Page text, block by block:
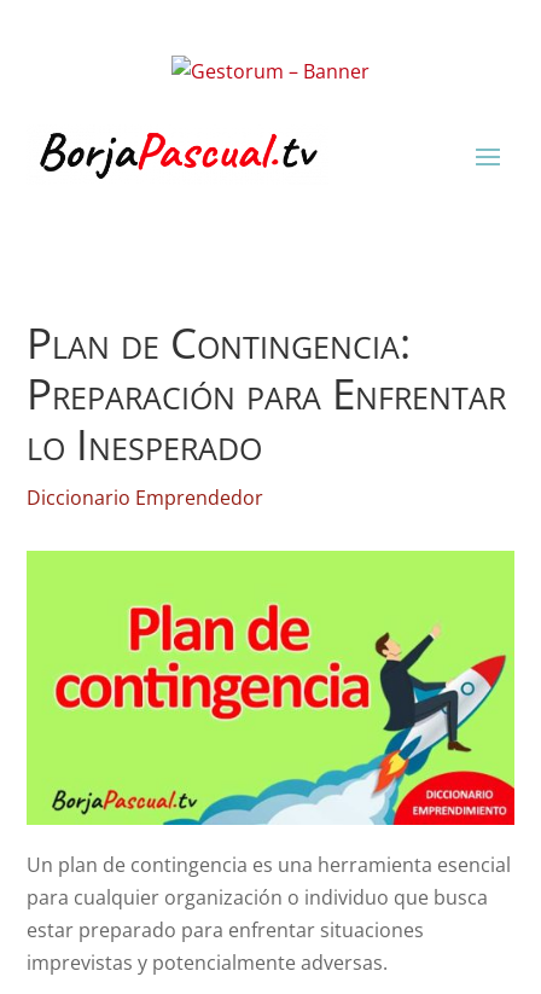
Plan de Contingencia:
Preparación para Enfrentar
lo Inesperado
Diccionario Emprendedor
Un plan de contingencia es una herramienta esencial
para cualquier organización o individuo que busca
estar preparado para enfrentar situaciones
imprevistas y potencialmente adversas.